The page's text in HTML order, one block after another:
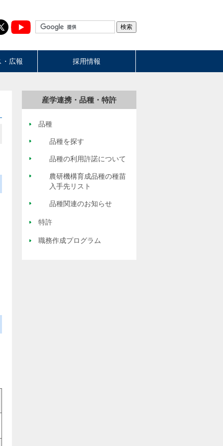
広報 採用情報
産学連携・品種・特許
品種
品種を探す
品種の利用許諾について
農研機構育成品種の種苗
入手先リスト
品種関連のお知らせ
特許
職務作成プログラム